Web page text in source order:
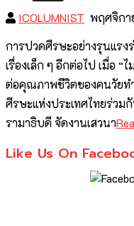
ICOLUMNIST พฤศจิก
การปวดศีรษะอย่างรุนแรง
เรื่องเล็ก ๆ อีกต่อไป เมื่อ “
ต่อคุณภาพชีวิตของคนวัยท
ศีรษะแห่งประเทศไทยร่ว
รามาธิบดี จัดงานเสวนา
Like Us On